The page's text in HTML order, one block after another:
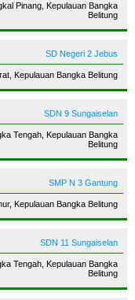
Pinang, Kepulauan Bangka
Belitung
SD Negeri 2 Jebus
Kepulauan Bangka Belitung
SDN 9 Sungaiselan
Tengah, Kepulauan Bangka
Belitung
SMP N 3 Gantung
Kepulauan Bangka Belitung
SDN 11 Sungaiselan
Tengah, Kepulauan Bangka
Belitung